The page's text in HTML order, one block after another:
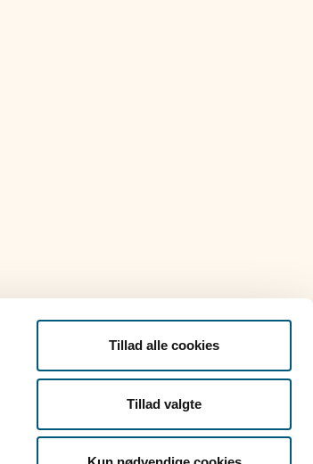
Tillad alle cookies
Tillad valgte